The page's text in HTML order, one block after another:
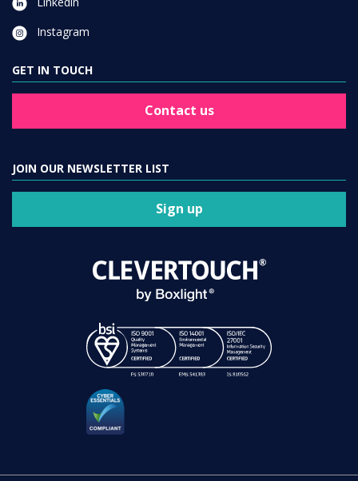
Instagram
GET IN TOUCH
Contact us
JOIN OUR NEWSLETTER LIST
Sign up